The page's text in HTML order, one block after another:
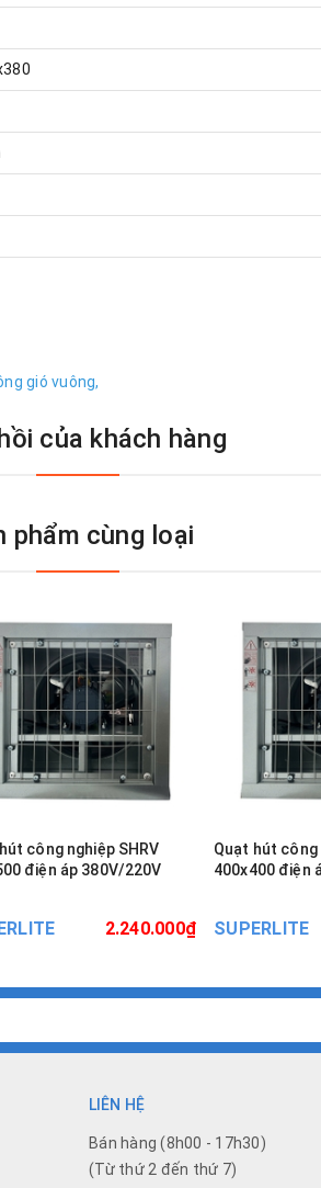
gió vuông,
của khách hàng
phẩm cùng loại
công nghiệp SHRV
điện áp 380V/220V
2.240.000₫
Quạt hút công
400x400 điện
SUPERLITE
LIÊN HỆ
Bán hàng (8h00 - 17h30)
(Từ thứ 2 đến thứ 7)